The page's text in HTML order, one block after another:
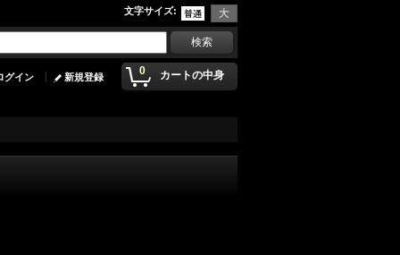
文字サイズ:
0 カートの中身
グイン 新規登録